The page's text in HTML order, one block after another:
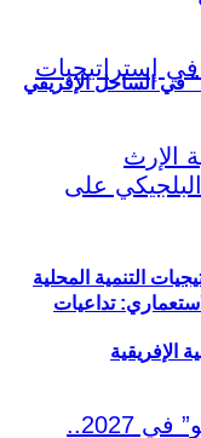
التنمية المحلية
في الساحل الإفريقي
تداعيات
الإفريقية